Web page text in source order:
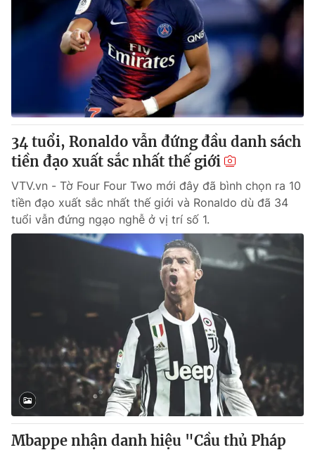
34 tuổi, Ronaldo vẫn đứng đầu danh sách
tiền đạo xuất sắc nhất thế giới
VTV.vn - Tờ Four Four Two mới đây đã bình chọn ra 10
tiền đạo xuất sắc nhất thế giới và Ronaldo dù đã 34
tuổi vẫn đứng ngạo nghễ ở vị trí số 1.
Mbappe nhận danh hiệu "Cầu thủ Pháp